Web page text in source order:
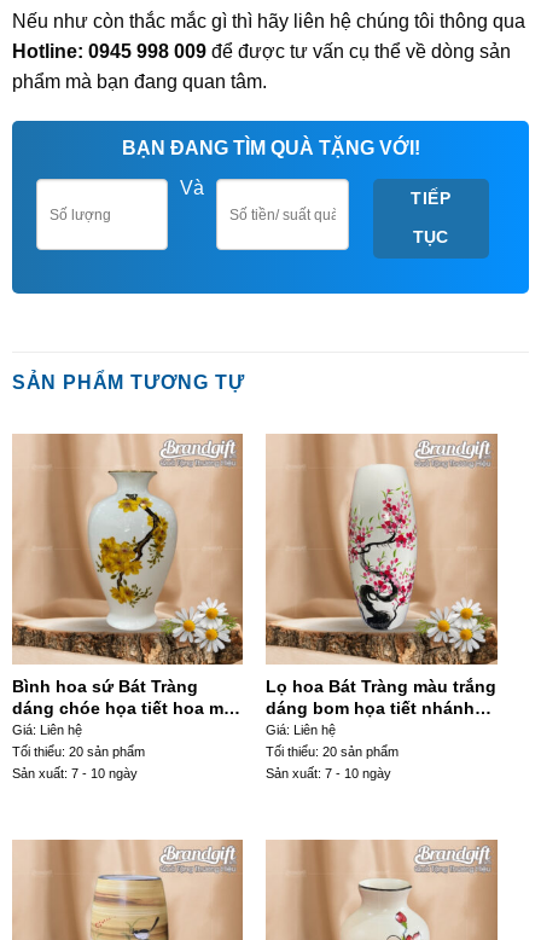
Nếu như còn thắc mắc gì thì hãy liên hệ chúng tôi thông qua
Hotline: 0945 998 009để được tư vấn cụ thể về dòng sản
phẩm mà bạn đang quan tâm.
BẠN ĐANG TÌM QUÀ TẶNG VỚI!
Và
TIẾP
TỤC
SẢN PHẨM TƯƠNG TỰ
Bình hoa sứ Bát Tràng
dáng chóe họa tiết hoa mai
vàng in decan vẽ vàng kim
LHGS-03
Giá: Liên hệ
Tối thiểu: 20 sản phẩm
Sản xuất: 7 - 10 ngày
Lọ hoa Bát Tràng màu trắng
dáng bom họa tiết nhánh
hoa đào hồng vẽ tay LHGS-
103
Giá: Liên hệ
Tối thiểu: 20 sản phẩm
Sản xuất: 7 - 10 ngày